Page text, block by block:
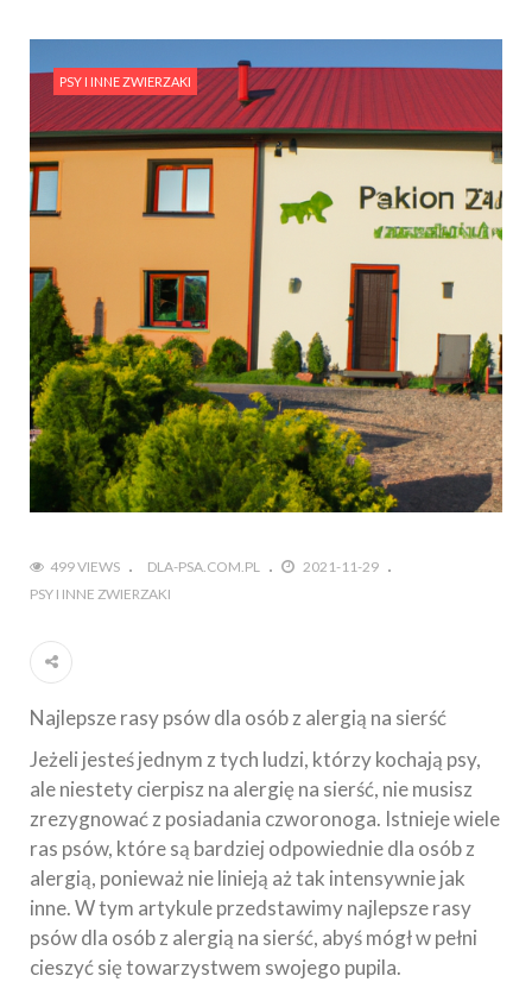
PSY I INNE ZWIERZAKI
499 VIEWS DLA-PSA.COM.PL
2021-11-29
PSY I INNE ZWIERZAKI
Najlepsze rasy psów dla osób z alergią na sierść
Jeżeli jesteś jednym z tych ludzi, którzy kochają psy,
ale niestety cierpisz na alergię na sierść, nie musisz
zrezygnować z posiadania czworonoga. Istnieje wiele
ras psów, które są bardziej odpowiednie dla osób z
alergią, ponieważ nie linieją aż tak intensywnie jak
inne. W tym artykule przedstawimy najlepsze rasy
psów dla osób z alergią na sierść, abyś mógł w pełni
cieszyć się towarzystwem swojego pupila.